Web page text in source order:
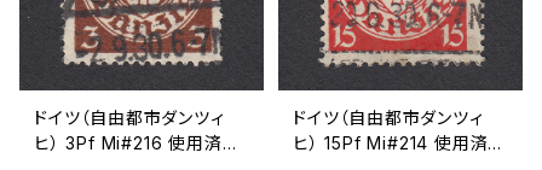
ドイツ（自由都市ダンツィ
ヒ） 3Pf Mi#216 使用済み
ドイツ（自由都市ダンツィ
ヒ） 15Pf Mi#214 使用済み